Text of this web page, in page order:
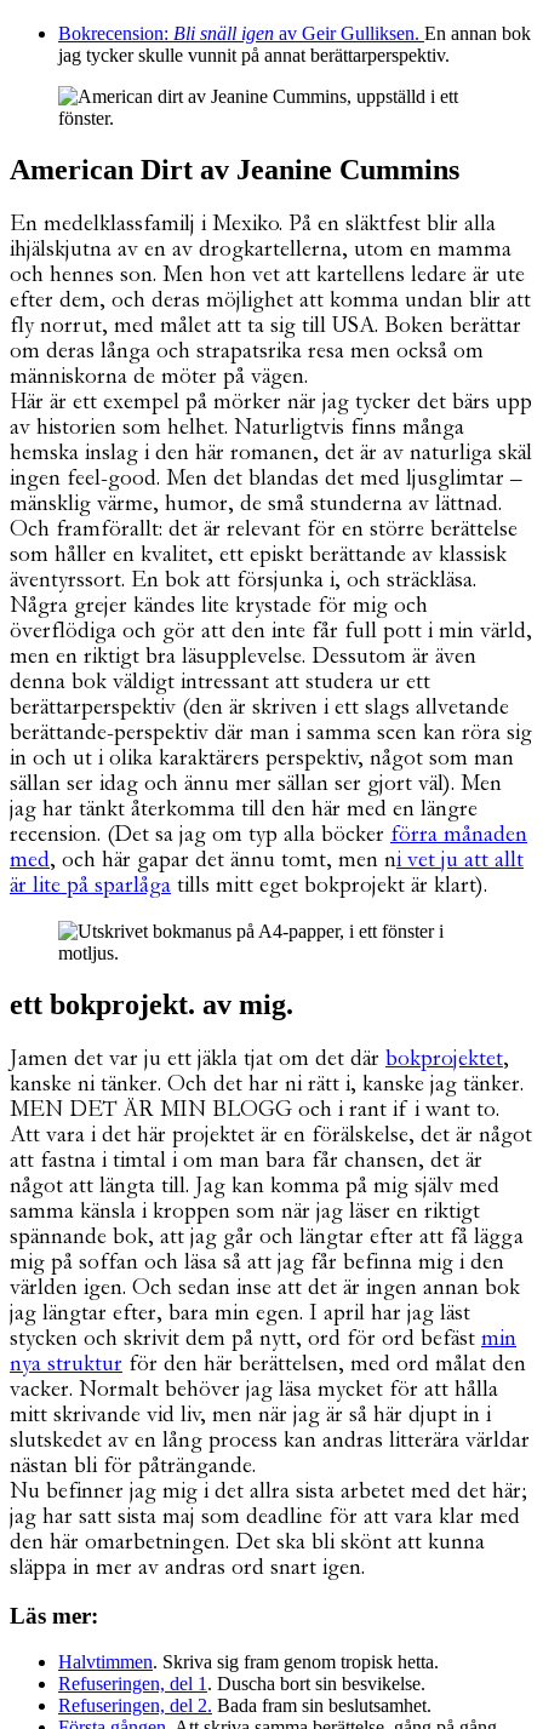
Bokrecension: Bli snäll igen av Geir Gulliksen. En annan bok
jag tycker skulle vunnit på annat berättarperspektiv.
American Dirt av Jeanine Cummins
En medelklassfamilj i Mexiko. På en släktfest blir alla
ihjälskjutna av en av drogkartellerna, utom en mamma
och hennes son. Men hon vet att kartellens ledare är ute
efter dem, och deras möjlighet att komma undan blir att
fly norrut, med målet att ta sig till USA. Boken berättar
om deras långa och strapatsrika resa men också om
människorna de möter på vägen.
Här är ett exempel på mörker när jag tycker det bärs upp
av historien som helhet. Naturligtvis finns många
hemska inslag i den här romanen, det är av naturliga skäl
ingen feel-good. Men det blandas det med ljusglimtar –
mänsklig värme, humor, de små stunderna av lättnad.
Och framförallt: det är relevant för en större berättelse
som håller en kvalitet, ett episkt berättande av klassisk
äventyrssort. En bok att försjunka i, och sträckläsa.
Några grejer kändes lite krystade för mig och
överflödiga och gör att den inte får full pott i min värld,
men en riktigt bra läsupplevelse. Dessutom är även
denna bok väldigt intressant att studera ur ett
berättarperspektiv (den är skriven i ett slags allvetande
berättande-perspektiv där man i samma scen kan röra sig
in och ut i olika karaktärers perspektiv, något som man
sällan ser idag och ännu mer sällan ser gjort väl). Men
jag har tänkt återkomma till den här med en längre
recension. (Det sa jag om typ alla böcker förra månaden
med, och här gapar det ännu tomt, men ni vet ju att allt
är lite på sparlåga tills mitt eget bokprojekt är klart).
ett bokprojekt. av mig.
Jamen det var ju ett jäkla tjat om det där bokprojektet,
kanske ni tänker. Och det har ni rätt i, kanske jag tänker.
MEN DET ÄR MIN BLOGG och i rant if i want to.
Att vara i det här projektet är en förälskelse, det är något
att fastna i timtal i om man bara får chansen, det är
något att längta till. Jag kan komma på mig själv med
samma känsla i kroppen som när jag läser en riktigt
spännande bok, att jag går och längtar efter att få lägga
mig på soffan och läsa så att jag får befinna mig i den
världen igen. Och sedan inse att det är ingen annan bok
jag längtar efter, bara min egen. I april har jag läst
stycken och skrivit dem på nytt, ord för ord befäst min
nya struktur för den här berättelsen, med ord målat den
vacker. Normalt behöver jag läsa mycket för att hålla
mitt skrivande vid liv, men när jag är så här djupt in i
slutskedet av en lång process kan andras litterära världar
nästan bli för påträngande.
Nu befinner jag mig i det allra sista arbetet med det här;
jag har satt sista maj som deadline för att vara klar med
den här omarbetningen. Det ska bli skönt att kunna
släppa in mer av andras ord snart igen.
Läs mer:
Halvtimmen. Skriva sig fram genom tropisk hetta.
Refuseringen, del 1 . Duscha bort sin besvikelse.
Refuseringen, del 2. Bada fram sin beslutsamhet.